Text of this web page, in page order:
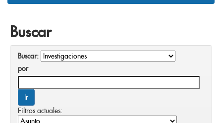
Buscar
Buscar:
por
Filtros actuales: